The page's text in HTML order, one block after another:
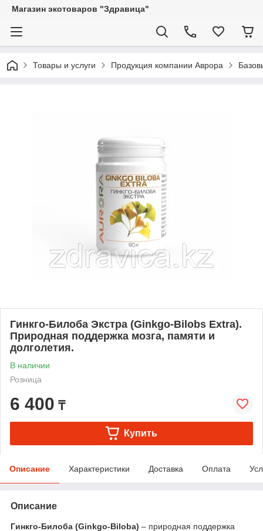
Магазин экотоваров "Здравица"
Товары и услуги Продукция компании Аврора
Гинкго-Билоба Экстра (Ginkgo-Bilobs Eхtra).
Природная поддержка мозга, памяти и
долголетия.
В наличии
Розница
6 400 ₸
Купить
Описание Характеристики Доставка Оплата
Описание
Гинкго-Билоба (Ginkgo-Biloba) – природная поддержка